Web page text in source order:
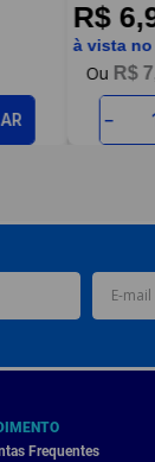
R$
à vista
R$ 7
－
Frequentes